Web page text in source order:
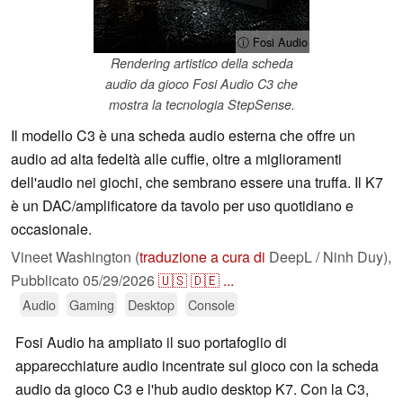
ⓘ Fosi Audio
Rendering artistico della scheda
audio da gioco Fosi Audio C3 che
mostra la tecnologia StepSense.
Il modello C3 è una scheda audio esterna che offre un
audio ad alta fedeltà alle cuffie, oltre a miglioramenti
dell'audio nei giochi, che sembrano essere una truffa. Il K7
è un DAC/amplificatore da tavolo per uso quotidiano e
occasionale.
Vineet Washington (traduzione a cura di DeepL / Ninh Duy),
Pubblicato 05/29/2026🇺🇸🇩🇪 ...
Audio Gaming Desktop Console
Fosi Audio ha ampliato il suo portafoglio di
apparecchiature audio incentrate sul gioco con la scheda
audio da gioco C3 e l'hub audio desktop K7. Con la C3,